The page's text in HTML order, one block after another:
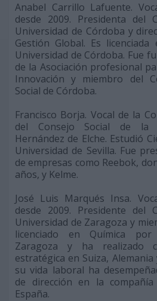
Anabel Carrillo Lafuente.
desde 2009. Presidenta del
Universidad de Córdoba y
Gestión Global. Es
Universidad de Córdoba. Fue
de la Asociación profesional
Innovación y miembro del
Social de Córdoba.
Francisco Borja. Vocal de la
del Consejo Social de la
Hernández de Elche. Estudió
Universidad de Sevilla. Fue
de empresas como Reebok,
años, y Kelme.
José Luis Marqués Insa.
desde 2009. Presidente del
Universidad de Zaragoza y
licenciado en Química
Zaragoza y ha realizado
estratégica en Suiza,
su vida laboral ha
de dirección en la
España.